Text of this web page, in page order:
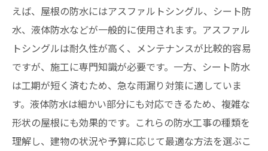
えば、屋根の防水にはアスファルトシングル、シート防
水、液体防水などが一般的に使用されます。アスファル
トシングルは耐久性が高く、メンテナンスが比較的容易
ですが、施工に専門知識が必要です。一方、シート防水
は工期が短く済むため、急な雨漏り対策に適していま
す。液体防水は細かい部分にも対応できるため、複雑な
形状の屋根にも効果的です。これらの防水工事の種類を
理解し、建物の状況や予算に応じて最適な方法を選ぶこ